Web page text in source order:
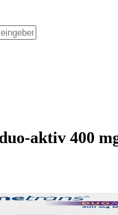
aktiv 400